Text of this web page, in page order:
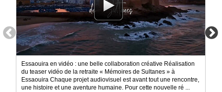
RUBRIQUES
Agenda
Gazette
Vidéos
Essaouira en vidéo : une belle collaboration créative Réalisation
du teaser vidéo de la retraite « Mémoires de Sultanes » à
Essaouira Chaque projet audiovisuel est avant tout une rencontre,
une histoire et une aventure humaine. Pour cette nouvelle ré ...